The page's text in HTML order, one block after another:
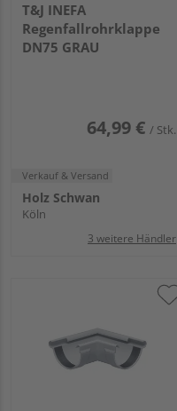
T&J INEFA
Regenfallrohrklappe
DN75 GRAU
64,99 € / Stk.
Verkauf & Versand
Holz Schwan
Köln
3 weitere Händler